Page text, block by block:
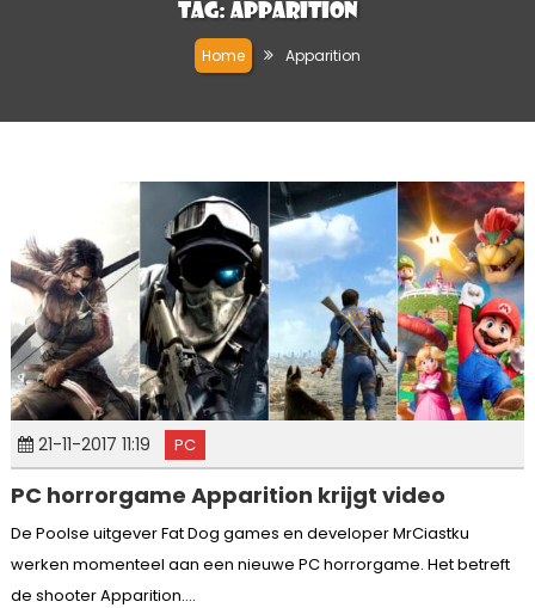
Tag: Apparition
Home Apparition
21-11-2017 11:19 PC
PC horrorgame Apparition krijgt video
De Poolse uitgever Fat Dog games en developer MrCiastku
werken momenteel aan een nieuwe PC horrorgame. Het betreft
de shooter Apparition....